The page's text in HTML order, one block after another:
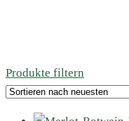
Produkte filtern